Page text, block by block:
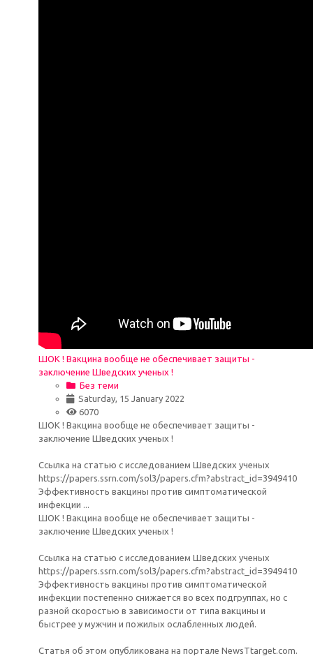
ШОК ! Вакцина вообще не обеспечивает защиты -
заключение Шведских ученых !
Без теми
Saturday, 15 January 2022
6070
ШОК ! Вакцина вообще не обеспечивает защиты -
заключение Шведских ученых !
Ссылка на статью с исследованием Шведских ученых
https://papers.ssrn.com/sol3/papers.cfm?abstract_id=3949410
Эффективность вакцины против симптоматической
инфекции ...
ШОК ! Вакцина вообще не обеспечивает защиты -
заключение Шведских ученых !
Ссылка на статью с исследованием Шведских ученых
https://papers.ssrn.com/sol3/papers.cfm?abstract_id=3949410
Эффективность вакцины против симптоматической
инфекции постепенно снижается во всех подгруппах, но с
разной скоростью в зависимости от типа вакцины и
быстрее у мужчин и пожилых ослабленных людей.
Статья об этом опубликована на портале NewsTtarget.com.